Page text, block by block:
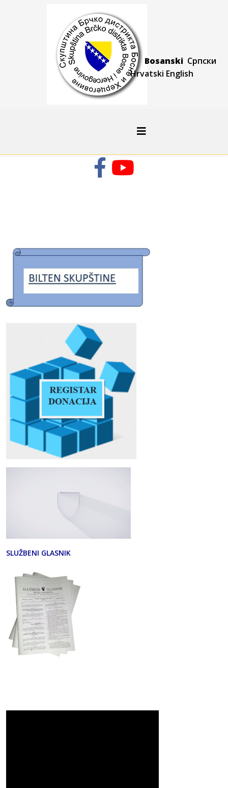
Bosanski Српски
Hrvatski English
SLUŽBENI GLASNIK